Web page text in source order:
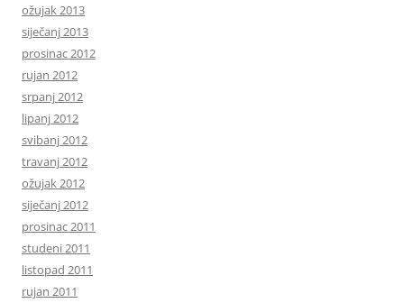
ožujak 2013
siječanj 2013
prosinac 2012
rujan 2012
srpanj 2012
lipanj 2012
svibanj 2012
travanj 2012
ožujak 2012
siječanj 2012
prosinac 2011
studeni 2011
listopad 2011
rujan 2011